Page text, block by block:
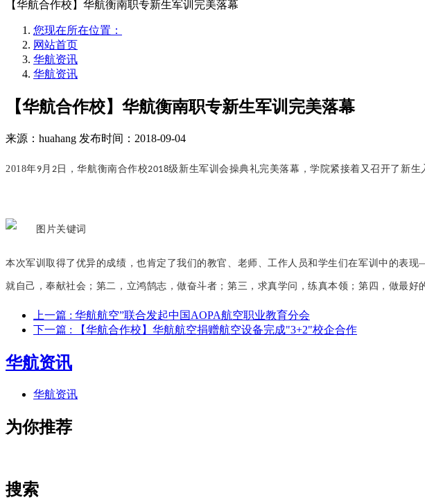
【华航合作校】华航衡南职专新生军训完美落幕
您现在所在位置：
网站首页
华航资讯
华航资讯
【华航合作校】华航衡南职专新生军训完美落幕
来源：huahang 发布时间：2018-09-04
2018年9 月 2 日，华航衡南合作校2018级新生军训会操典礼完美落幕，学院紧接着又召开了新
本次军训取得了优异的成绩，也肯定了我们的教官、老师、工作人员和学生们在军训中的表现
就自己，奉献社会；第二，立鸿鹄志，做奋斗者；第三，求真学问，练真本领；第四，做最好
上一篇 : 华航航空”联合发起中国AOPA航空职业教育分会
下一篇 : 【华航合作校】华航航空捐赠航空设备完成"3+2"校企合作
华航资讯
华航资讯
为你推荐
搜索